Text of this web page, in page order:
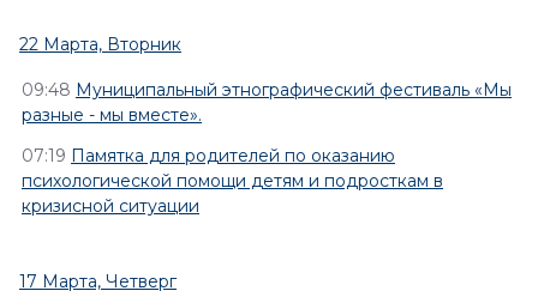
22 Марта, Вторник
09:48 Муниципальный этнографический фестиваль «Мы
разные - мы вместе».
07:19 Памятка для родителей по оказанию
психологической помощи детям и подросткам в
кризисной ситуации
17 Марта, Четверг